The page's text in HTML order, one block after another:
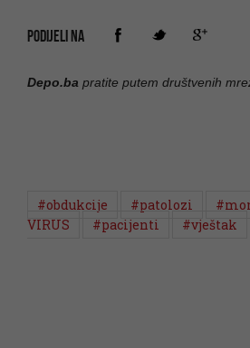
PODIJELI NA
Depo.ba pratite putem društvenih
#obdukcije #patolozi
VIRUS
#pacijenti #vještak